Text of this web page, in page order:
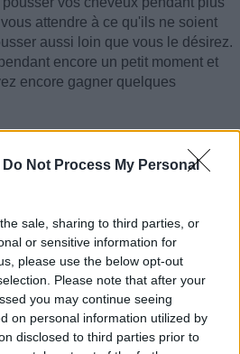
Do Not Process My Personal
sale, sharing to third parties, or
or sensitive information for
please use the below opt-out
Please note that after your
you may continue seeing
on personal information utilized by
disclosed to third parties prior to
attendre à ce qu'ils ne soient
aussi loin que vous le désirez.
encore un petit moment et
encore gagner quelques
réponses sur la croissance des